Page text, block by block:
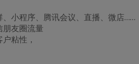
小程序、腾讯会议、直播、微店……
朋友圈流量
粘性，